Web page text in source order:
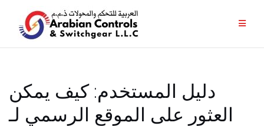
دليل المستخدم: كيف يمكن
العثور على الموقع الرسمي لـ